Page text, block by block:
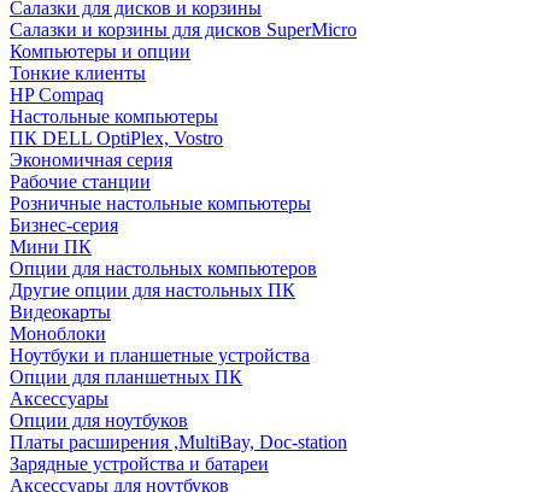
Салазки для дисков и корзины
Салазки и корзины для дисков SuperMicro
Компьютеры и опции
Тонкие клиенты
HP Compaq
Настольные компьютеры
ПК DELL OptiPlex, Vostro
Экономичная серия
Рабочие станции
Розничные настольные компьютеры
Бизнес-серия
Мини ПК
Опции для настольных компьютеров
Другие опции для настольных ПК
Видеокарты
Моноблоки
Ноутбуки и планшетные устройства
Опции для планшетных ПК
Аксессуары
Опции для ноутбуков
Платы расширения ,MultiBay, Doc-station
Зарядные устройства и батареи
Аксессуары для ноутбуков